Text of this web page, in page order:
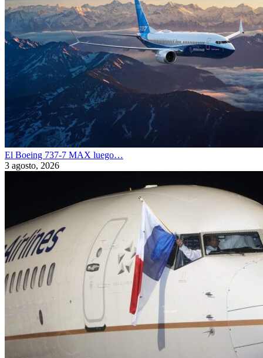
El Boeing 737-7 MAX luego…
3 agosto, 2026